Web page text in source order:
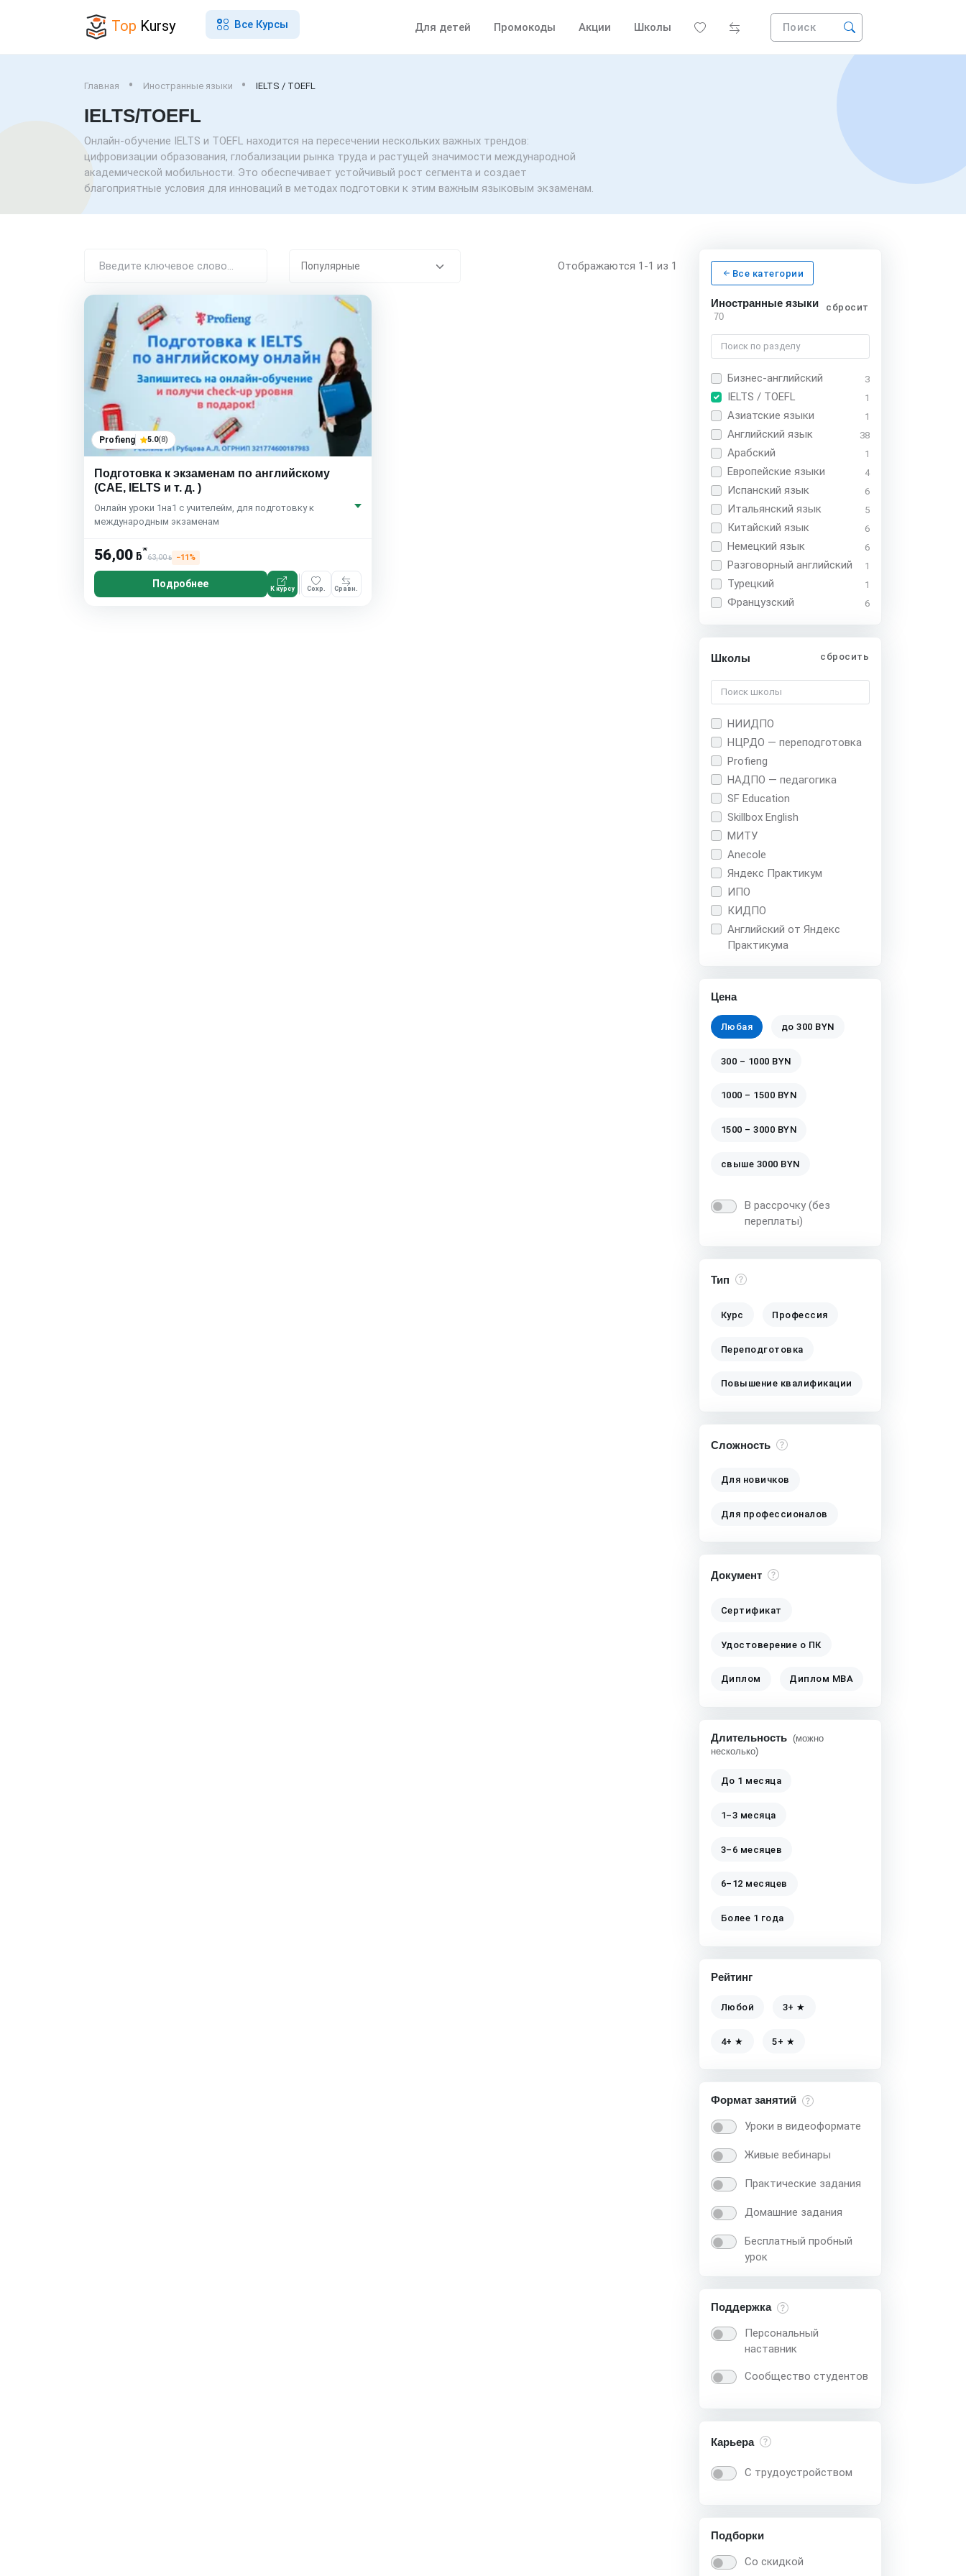
Top Kursy Все Курсы Для детей Промокоды Акции Школы Поиск
Главная Иностранные языки IELTS / TOEFL
IELTS/TOEFL
Онлайн-обучение IELTS и TOEFL находится на пересечении нескольких важных трендов:
цифровизации образования, глобализации рынка труда и растущей значимости международной
академической мобильности. Это обеспечивает устойчивый рост сегмента и создает
благоприятные условия для инноваций в методах подготовки к этим важным языковым экзаменам.
Отображаются 1-1 из 1
Profieng 5.0(8)
Подготовка к экзаменам по английскому
(САЕ, IELTS и т. д. )
Онлайн уроки 1на1 с учителейм, для подготовку к
международным экзаменам
56,00 ƃ*
63,00ƃ −11%
Подробнее К курсу Сохр. Сравн.
Все категории
Иностранные языки
70
сбросить
Бизнес-английский 3
IELTS / TOEFL 1
Азиатские языки 1
Английский язык 38
Арабский 1
Европейские языки 4
Испанский язык 6
Итальянский язык 5
Китайский язык 6
Немецкий язык 6
Разговорный английский 1
Турецкий 1
Французский 6
Школы сбросить
НИИДПО
НЦРДО — переподготовка
Profieng
НАДПО — педагогика
SF Education
Skillbox English
МИТУ
Anecole
Яндекс Практикум
ИПО
КИДПО
Английский от Яндекс
Практикума
Цена
Любая до 300 BYN
300 – 1000 BYN
1000 – 1500 BYN
1500 – 3000 BYN
свыше 3000 BYN
В рассрочку (без
переплаты)
Тип
Курс Профессия
Переподготовка
Повышение квалификации
Сложность
Для новичков
Для профессионалов
Документ
Сертификат
Удостоверение о ПК
Диплом Диплом MBA
Длительность (можно
несколько)
До 1 месяца
1–3 месяца
3–6 месяцев
6–12 месяцев
Более 1 года
Рейтинг
Любой 3+ ★
4+ ★ 5+ ★
Формат занятий
Уроки в видеоформате
Живые вебинары
Практические задания
Домашние задания
Бесплатный пробный
урок
Поддержка
Персональный
наставник
Сообщество студентов
Карьера
С трудоустройством
Подборки
Со скидкой